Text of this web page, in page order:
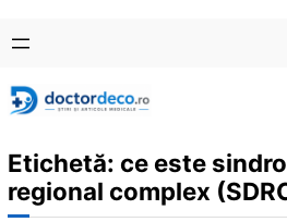
conținut
content
Etichetă: ce este
regional complex